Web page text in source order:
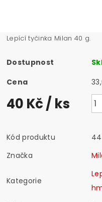
Lepící tyčinka Milan 40 g.
Dostupnost
Cena
40 Kč/ ks
Kód produktu
Značka
Kategorie